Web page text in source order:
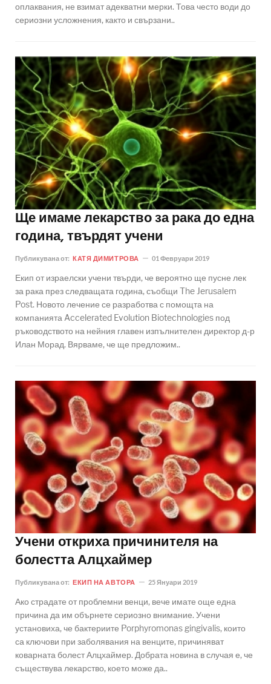
оплаквания, не взимат адекватни мерки. Това често води до
сериозни усложнения, както и свързани..
Ще имаме лекарство за рака до една
година, твърдят учени
Публикувана от: КАТЯ ДИМИТРОВА 01 Февруари 2019
Екип от израелски учени твърди, че вероятно ще пусне лек
за рака през следващата година, съобщи The Jerusalem
Post. Новото лечение се разработва с помощта на
компанията Accelerated Evolution Biotechnologies под
ръководството на нейния главен изпълнителен директор д-р
Илан Морад. Вярваме, че ще предложим..
Учени откриха причинителя на
болестта Алцхаймер
Публикувана от: ЕКИП НА АВТОРА 25 Януари 2019
Ако страдате от проблемни венци, вече имате още една
причина да им обърнете сериозно внимание. Учени
установиха, че бактериите Porphyromonas gingivalis, които
са ключови при заболявания на венците, причиняват
коварната болест Алцхаймер. Добрата новина в случая е, че
съществува лекарство, което може да..